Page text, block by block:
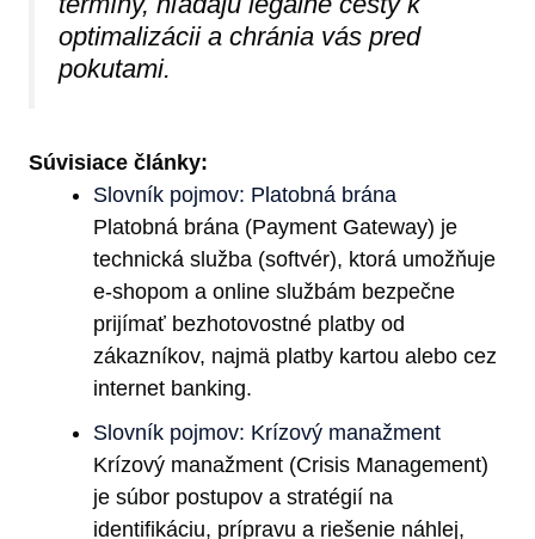
optimalizácii a chránia vás pred
pokutami.
Súvisiace články:
Slovník pojmov: Platobná brána
Platobná brána (Payment Gateway) je
technická služba (softvér), ktorá umožňuje
e-shopom a online službám bezpečne
prijímať bezhotovostné platby od
zákazníkov, najmä platby kartou alebo cez
internet banking.
Slovník pojmov: Krízový manažment
Krízový manažment (Crisis Management)
je súbor postupov a stratégií na
identifikáciu, prípravu a riešenie náhlej,